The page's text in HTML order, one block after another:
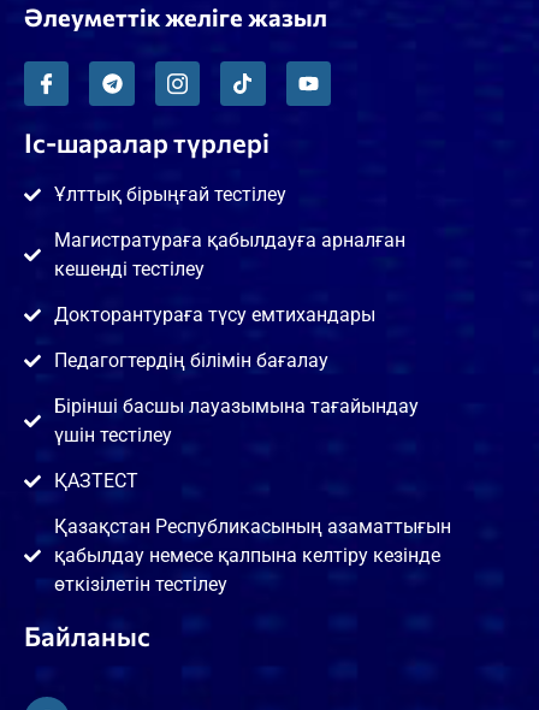
Әлеуметтік желіге жазыл
Іс-шаралар түрлері
Ұлттық бірыңғай тестілеу
Магистратураға қабылдауға арналған
кешенді тестілеу
Докторантураға түсу емтихандары
Педагогтердің білімін бағалау
Бірінші басшы лауазымына тағайындау
үшін тестілеу
ҚАЗТЕСТ
Қазақстан Республикасының азаматтығын
қабылдау немесе қалпына келтіру кезінде
өткізілетін тестілеу
Байланыс